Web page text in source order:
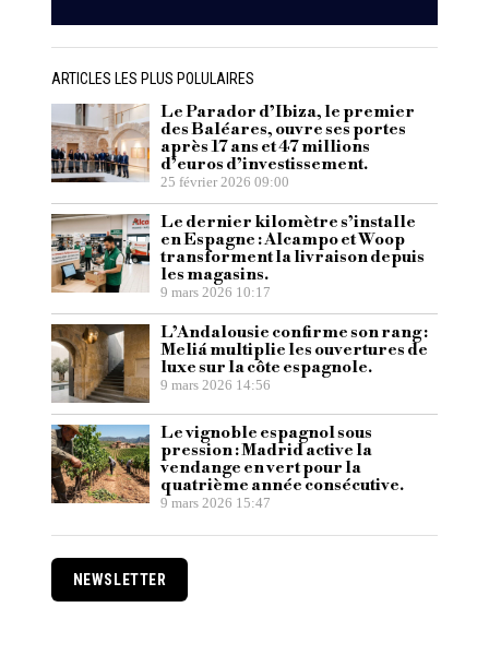
ARTICLES LES PLUS POLULAIRES
Le Parador d’Ibiza, le premier
des Baléares, ouvre ses portes
après 17 ans et 47 millions
d’euros d’investissement.
25 février 2026 09:00
Le dernier kilomètre s’installe
en Espagne : Alcampo et Woop
transforment la livraison depuis
les magasins.
9 mars 2026 10:17
L’Andalousie confirme son rang :
Meliá multiplie les ouvertures de
luxe sur la côte espagnole.
9 mars 2026 14:56
Le vignoble espagnol sous
pression : Madrid active la
vendange en vert pour la
quatrième année consécutive.
9 mars 2026 15:47
NEWSLETTER